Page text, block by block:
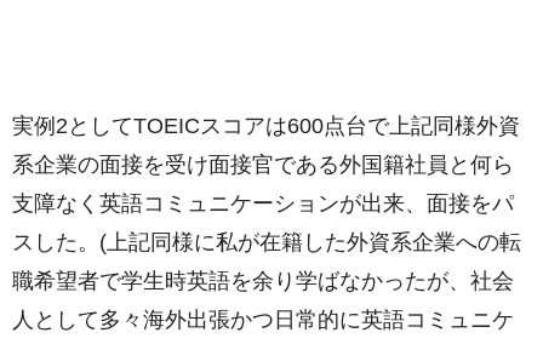
実例2としてTOEICスコアは600点台で上記同様外資
系企業の面接を受け面接官である外国籍社員と何ら
支障なく英語コミュニケーションが出来、面接をパ
スした。(上記同様に私が在籍した外資系企業への転
職希望者で学生時英語を余り学ばなかったが、社会
人として多々海外出張かつ日常的に英語コミュニケ